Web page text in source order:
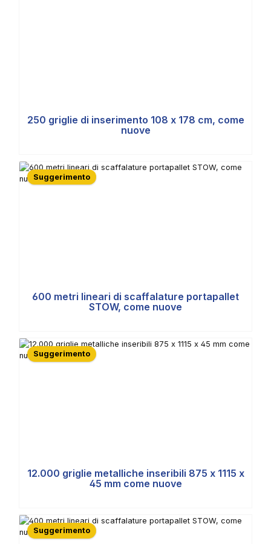
250 griglie di inserimento 108 x 178 cm, come
nuove
Suggerimento
600 metri lineari di scaffalature portapallet
STOW, come nuove
Suggerimento
12.000 griglie metalliche inseribili 875 x 1115 x
45 mm come nuove
Suggerimento